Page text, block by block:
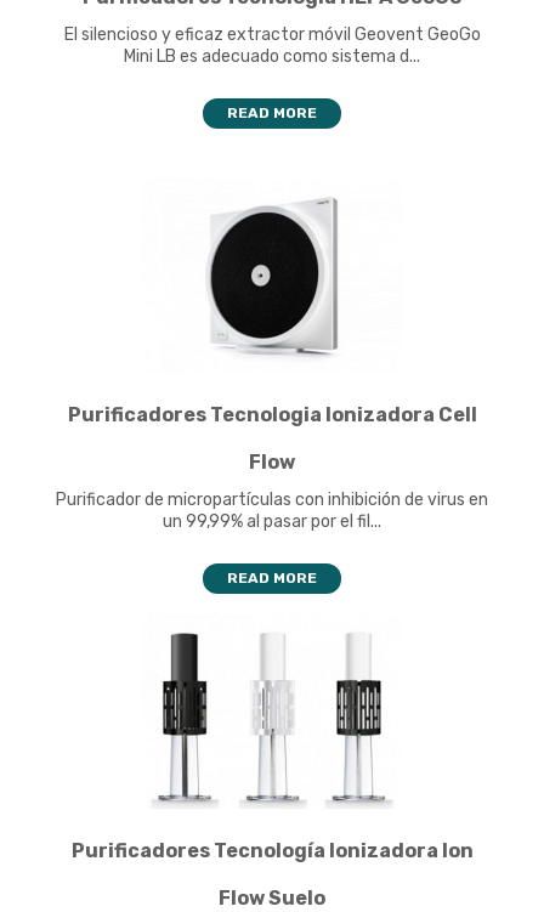
El silencioso y eficaz extractor móvil Geovent GeoGo
Mini LB es adecuado como sistema d...
READ MORE
Purificadores Tecnologia Ionizadora Cell
Flow
Purificador de micropartículas con inhibición de virus en
un 99,99% al pasar por el fil...
READ MORE
Purificadores Tecnología Ionizadora Ion
Flow Suelo